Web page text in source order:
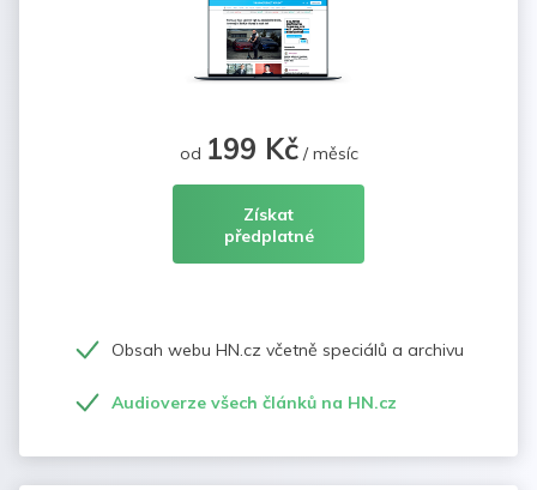
od 199 Kč/ měsíc
Získat
předplatné
Obsah webu HN.cz včetně speciálů a archivu
Audioverze všech článků na HN.cz